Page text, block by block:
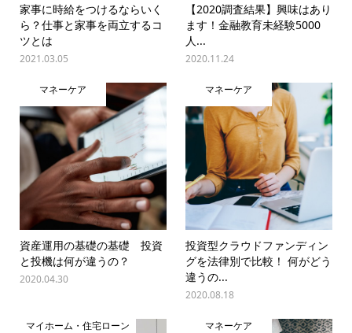
家事に時給をつけるならいく
ら？仕事と家事を両立するコ
ツとは
2021.03.05
【2020調査結果】興味はあり
ます！金融教育未経験5000
人...
2020.11.24
マネーケア
資産運用の基礎の基礎 投資
と投機は何が違うの？
2020.04.30
マネーケア
投資型クラウドファンディン
グを法律別で比較！ 何がどう
違うの...
2020.08.18
マイホーム・住宅ローン マネーケア